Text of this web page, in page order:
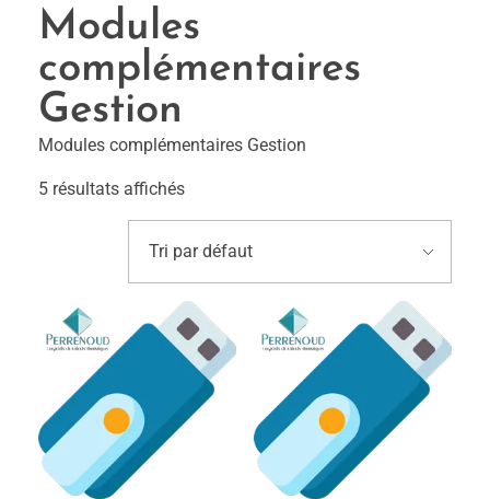
Modules
complémentaires
Gestion
Modules complémentaires Gestion
5 résultats affichés